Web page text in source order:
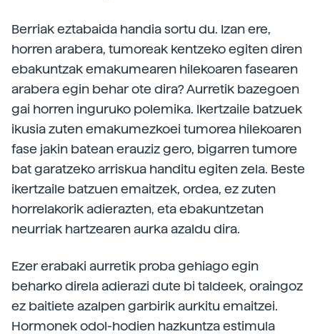
Berriak eztabaida handia sortu du. Izan ere,
horren arabera, tumoreak kentzeko egiten diren
ebakuntzak emakumearen hilekoaren fasearen
arabera egin behar ote dira? Aurretik bazegoen
gai horren inguruko polemika. Ikertzaile batzuek
ikusia zuten emakumezkoei tumorea hilekoaren
fase jakin batean erauziz gero, bigarren tumore
bat garatzeko arriskua handitu egiten zela. Beste
ikertzaile batzuen emaitzek, ordea, ez zuten
horrelakorik adierazten, eta ebakuntzetan
neurriak hartzearen aurka azaldu dira.
Ezer erabaki aurretik proba gehiago egin
beharko direla adierazi dute bi taldeek, oraingoz
ez baitiete azalpen garbirik aurkitu emaitzei.
Hormonek odol-hodien hazkuntza estimula